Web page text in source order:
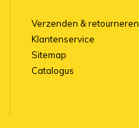
Verzenden & retourneren
Klantenservice
Sitemap
Catalogus